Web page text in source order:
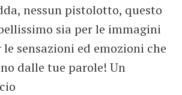
nessun pistolotto, questo
sia per le immagini
le sensazioni ed emozioni che
dalle tue parole! Un